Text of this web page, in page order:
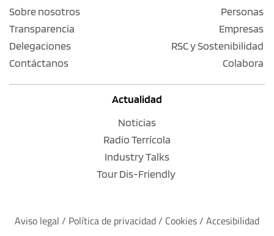
Sobre nosotros
Transparencia
Delegaciones
Contáctanos
Personas
Empresas
RSC y Sostenibilidad
Colabora
Actualidad
Noticias
Radio Terrícola
Industry Talks
Tour Dis-Friendly
Aviso legal / Política de privacidad / Cookies / Accesibilidad